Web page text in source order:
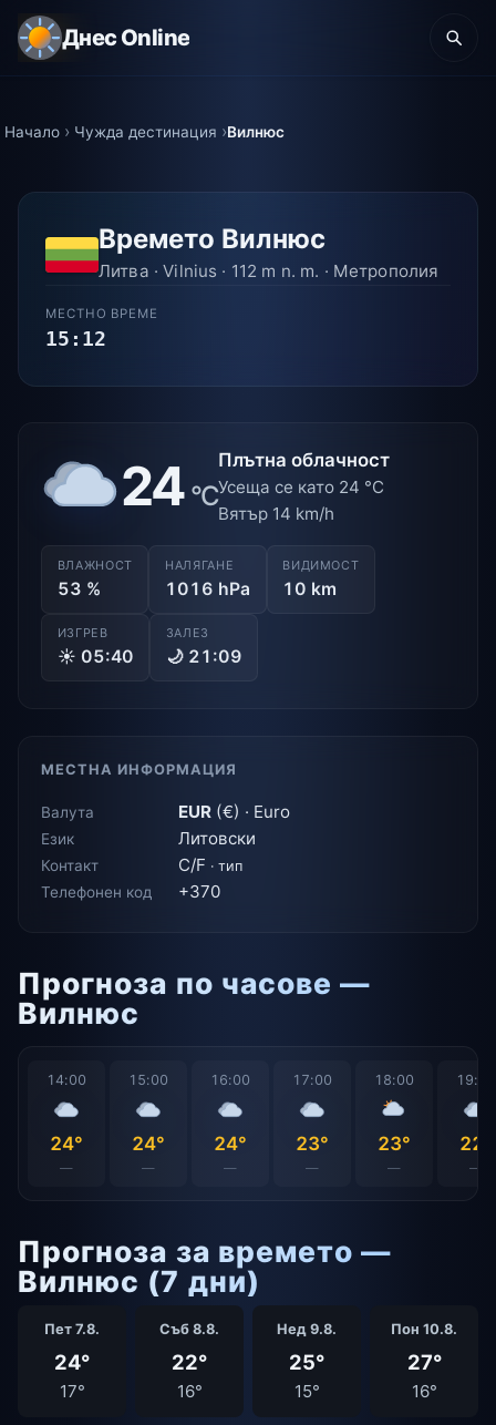
Днес Online
Начало Чужда дестинация Вилнюс
Времето Вилнюс
Литва · Vilnius · 112 m n. m. · Метрополия
МЕСТНО ВРЕМЕ
15:12
24 °C
Плътна облачност
Усеща се като 24 °C
Вятър 14 km/h
ВЛАЖНОСТ
53 %
НАЛЯГАНЕ
1016 hPa
ВИДИМОСТ
10 km
ИЗГРЕВ
☀ 05:40
ЗАЛЕЗ
🌙 21:09
МЕСТНА ИНФОРМАЦИЯ
Валута EUR (€) · Euro
Език Литовски
Контакт C/F · тип
Телефонен код +370
Прогноза по часове —
Вилнюс
14:00
24°
—
15:00
24°
—
16:00
24°
—
17:00
23°
—
18:00
23°
—
19:00
22°
—
Прогноза за времето —
Вилнюс (7 дни)
Пет 7.8.
24°
17°
Съб 8.8.
22°
16°
Нед 9.8.
25°
15°
Пон 10.8.
27°
16°